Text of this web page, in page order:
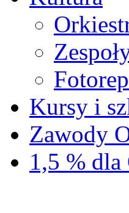
Kursy i
Zawody
1,5 % dla